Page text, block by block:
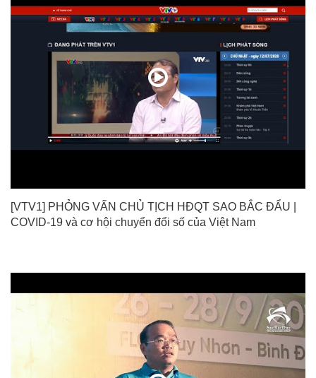
[VTV1] PHỎNG VẤN CHỦ TỊCH HĐQT SAO BẮC ĐẨU |
COVID-19 và cơ hội chuyển đổi số của Việt Nam